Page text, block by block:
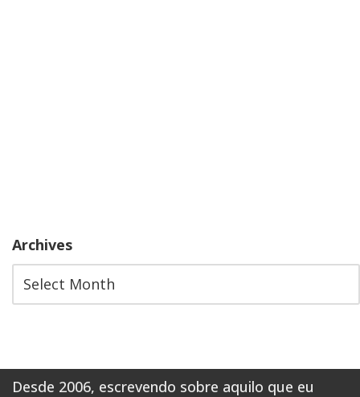
Archives
Desde 2006, escrevendo sobre aquilo que eu